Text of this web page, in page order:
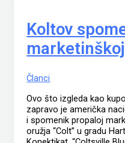
Koltov
Članci
Ovo što izgleda kao
zapravo je američka
i spomenik propaloj
oružja “Colt” u gradu